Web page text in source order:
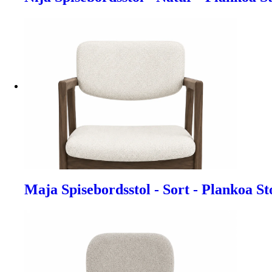
Maja Spisebordsstol - Sort - Plankoa